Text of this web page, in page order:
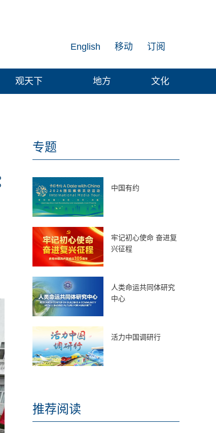
订阅
移动
English
观天下 地方 文化
专题
中国有约
牢记初心使命 奋进复
兴征程
人类命运共同体研究
中心
活力中国调研行
推荐阅读